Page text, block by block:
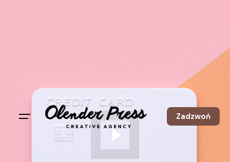
Zadzwoń